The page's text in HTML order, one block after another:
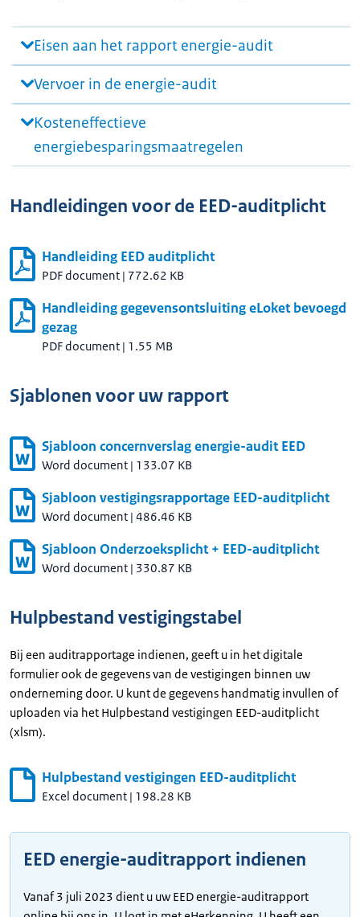
Eisen aan het rapport energie-audit
Vervoer in de energie-audit
Kosteneffectieve
energiebesparingsmaatregelen
Handleidingen voor de EED-auditplicht
Handleiding EED auditplicht
PDF document | 772.62 KB
Handleiding gegevensontsluiting eLoket bevoegd
gezag
PDF document | 1.55 MB
Sjablonen voor uw rapport
Sjabloon concernverslag energie-audit EED
Word document | 133.07 KB
Sjabloon vestigingsrapportage EED-auditplicht
Word document | 486.46 KB
Sjabloon Onderzoeksplicht + EED-auditplicht
Word document | 330.87 KB
Hulpbestand vestigingstabel
Bij een auditrapportage indienen, geeft u in het digitale
formulier ook de gegevens van de vestigingen binnen uw
onderneming door. U kunt de gegevens handmatig invullen of
uploaden via het Hulpbestand vestigingen EED-auditplicht
(xlsm).
Hulpbestand vestigingen EED-auditplicht
Excel document | 198.28 KB
EED energie-auditrapport indienen
Vanaf 3 juli 2023 dient u uw EED energie-auditrapport